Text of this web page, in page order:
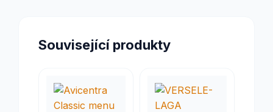
Související produkty